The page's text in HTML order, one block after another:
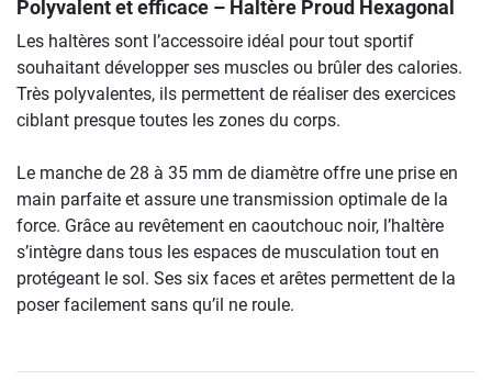
Polyvalent et efficace – Haltère Proud Hexagonal
Les haltères sont l’accessoire idéal pour tout sportif
souhaitant développer ses muscles ou brûler des calories.
Très polyvalentes, ils permettent de réaliser des exercices
ciblant presque toutes les zones du corps.
Le manche de 28 à 35 mm de diamètre offre une prise en
main parfaite et assure une transmission optimale de la
force. Grâce au revêtement en caoutchouc noir, l’haltère
s’intègre dans tous les espaces de musculation tout en
protégeant le sol. Ses six faces et arêtes permettent de la
poser facilement sans qu’il ne roule.